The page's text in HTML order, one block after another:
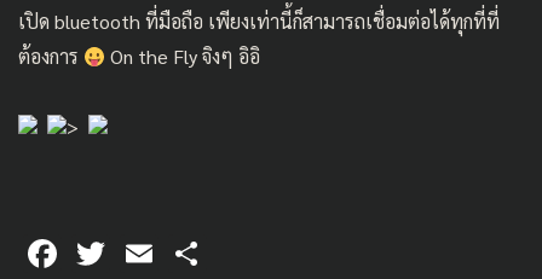
เปิด bluetooth ที่มือถือ เพียงเท่านี้ก็สามารถเชื่อมต่อได้ทุกที่ที่
ต้องการ
On the Fly จิงๆ อิอิ
>
F T E